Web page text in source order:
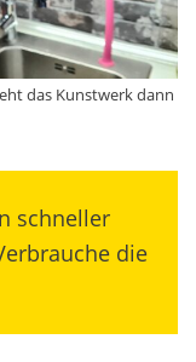
das Kunstwerk dann
schneller
die